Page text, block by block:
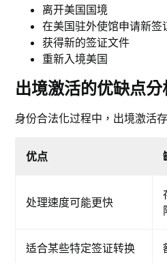
离开美国国境
在美国驻外使馆申请新签
获得新的签证文件
重新入境美国
出境激活的优缺点分
身份合法化过程中，出境激活
优点
处理速度可能更快
适合某些特定签证转换